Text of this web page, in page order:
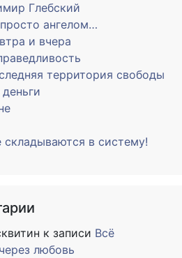
Глебский
ангелом…
и вчера
территория свободы
в систему!
к записи Всё
любовь